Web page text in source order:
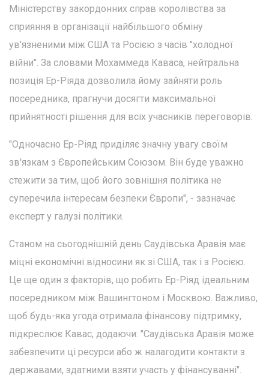
Міністерству закордонних справ королівства за
сприяння в організації найбільшого обміну
ув'язненими між США та Росією з часів "холодної
війни". За словами Мохаммеда Каваса, нейтральна
позиція Ер-Ріяда дозволила йому зайняти роль
посередника, прагнучи досягти максимальної
прийнятності рішення для всіх учасників переговорів.
"Одночасно Ер-Ріяд приділяє значну увагу своїм
зв'язкам з Європейським Союзом. Він буде уважно
стежити за тим, щоб його зовнішня політика не
суперечила інтересам безпеки Європи", - зазначає
експерт у галузі політики.
Станом на сьогоднішній день Саудівська Аравія має
міцні економічні відносини як зі США, так і з Росією.
Це ще один з факторів, що робить Ер-Ріяд ідеальним
посередником між Вашингтоном і Москвою. Важливо,
щоб будь-яка угода отримала фінансову підтримку,
підкреслює Кавас, додаючи: "Саудівська Аравія може
забезпечити ці ресурси або ж налагодити контакти з
державами, здатними взяти участь у фінансуванні".